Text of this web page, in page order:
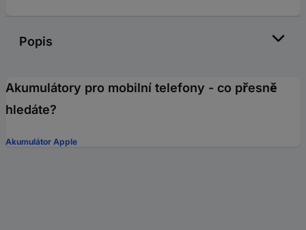
Popis
Akumulátory pro mobilní telefony - co přesně
hledáte?
Akumulátor Apple